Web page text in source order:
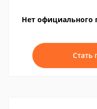
Нет официального
Стать